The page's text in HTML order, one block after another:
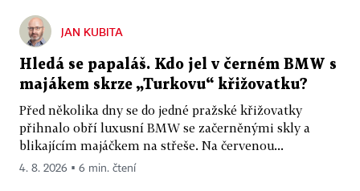
JAN KUBITA
Hledá se papaláš. Kdo jel v černém BMW s
majákem skrze „Turkovu“ křižovatku?
Před několika dny se do jedné pražské křižovatky
přihnalo obří luxusní BMW se začerněnými skly a
blikajícím majáčkem na střeše. Na červenou...
4. 8. 2026 ▪ 6 min. čtení